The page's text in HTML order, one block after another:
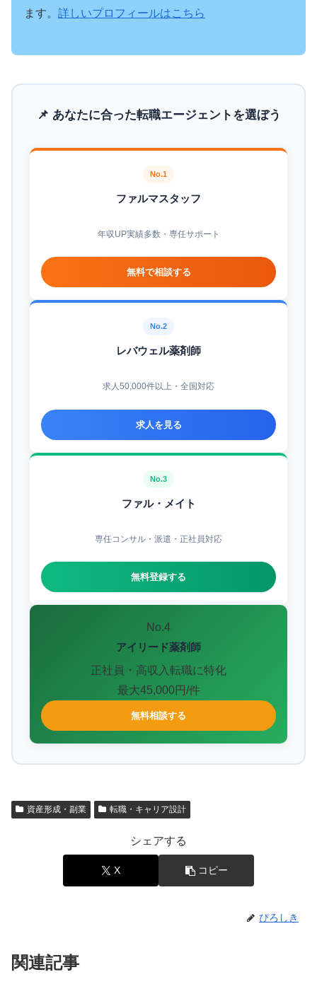
ます。 詳しいプロフィールはこちら
📌 あなたに合った転職エージェントを選ぼう
No.1
ファルマスタッフ
年収UP実績多数・専任サポート
無料で相談する
No.2
レバウェル薬剤師
求人50,000件以上・全国対応
求人を見る
No.3
ファル・メイト
専任コンサル・派遣・正社員対応
無料登録する
No.4
アイリード薬剤師
正社員・高収入転職に特化
最大45,000円/件
無料相談する
資産形成・副業 転職・キャリア設計
シェアする
X コピー
ぴろしき
関連記事